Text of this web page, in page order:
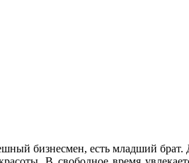
бизнесмен, есть младший